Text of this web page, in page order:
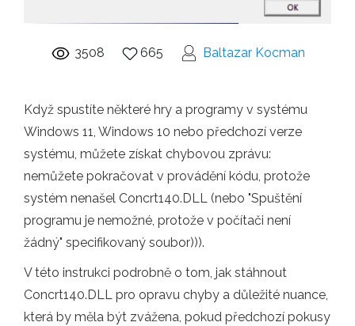
3508 665 Baltazar Kocman
Když spustíte některé hry a programy v systému
Windows 11, Windows 10 nebo předchozí verze
systému, můžete získat chybovou zprávu:
nemůžete pokračovat v provádění kódu, protože
systém nenašel Concrt140.DLL (nebo "Spuštění
programu je nemožné, protože v počítači není
žádný" specifikovaný soubor))).
V této instrukci podrobně o tom, jak stáhnout
Concrt140.DLL pro opravu chyby a důležité nuance,
která by měla být zvážena, pokud předchozí pokusy